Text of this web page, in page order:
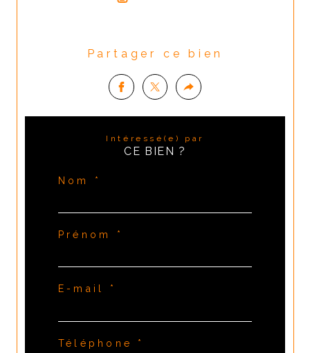
Partager ce bien
Intéressé(e) par
CE BIEN ?
Nom *
Prénom *
E-mail *
Téléphone *